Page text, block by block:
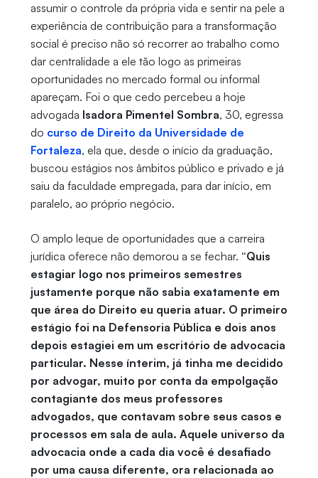
assumir o controle da própria vida e sentir na pele a
experiência de contribuição para a transformação
social é preciso não só recorrer ao trabalho como
dar centralidade a ele tão logo as primeiras
oportunidades no mercado formal ou informal
apareçam. Foi o que cedo percebeu a hoje
advogada Isadora Pimentel Sombra, 30, egressa
do curso de Direito da Universidade de
Fortaleza, ela que, desde o início da graduação,
buscou estágios nos âmbitos público e privado e já
saiu da faculdade empregada, para dar início, em
paralelo, ao próprio negócio.
O amplo leque de oportunidades que a carreira
jurídica oferece não demorou a se fechar. “Quis
estagiar logo nos primeiros semestres
justamente porque não sabia exatamente em
que área do Direito eu queria atuar. O primeiro
estágio foi na Defensoria Pública e dois anos
depois estagiei em um escritório de advocacia
particular. Nesse ínterim, já tinha me decidido
por advogar, muito por conta da empolgação
contagiante dos meus professores
advogados, que contavam sobre seus casos e
processos em sala de aula. Aquele universo da
advocacia onde a cada dia você é desafiado
por uma causa diferente, ora relacionada ao